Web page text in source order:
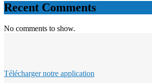
Recent Comments
No comments to show.
Télécharger notre application